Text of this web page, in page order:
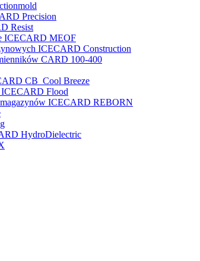
Precision
Resist
ICECARD MEOF
ICECARD Construction
CARD 100-400
CB Cool Breeze
ICECARD Flood
ICECARD REBORN
HydroDielectric